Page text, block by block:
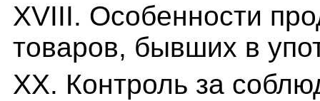
XVIII. Особенности
товаров, бывших в
XX. Контроль за